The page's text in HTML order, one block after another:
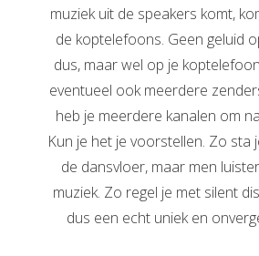
muziek uit de speakers komt,
de koptelefoons. Geen geluid
dus, maar wel op je
eventueel ook meerdere
heb je meerdere kanalen om
Kun je het je voorstellen. Zo sta
de dansvloer, maar men
muziek. Zo regel je met silent
dus een echt uniek en